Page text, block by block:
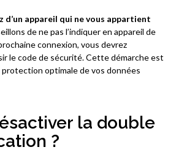
d’un appareil qui ne vous appartient
de ne pas l’indiquer en appareil de
connexion, vous devrez
le code de sécurité. Cette démarche est
optimale de vos données
la double
?